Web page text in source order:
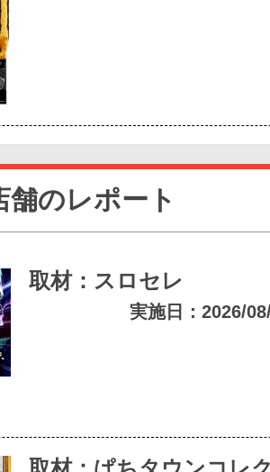
舗のレポート
取材：スロセレ
実施日：2026/